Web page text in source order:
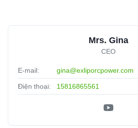
Mrs. Gina
CEO
E-mail: gina@exliporcpower.com
Điện thoại: 15816865561